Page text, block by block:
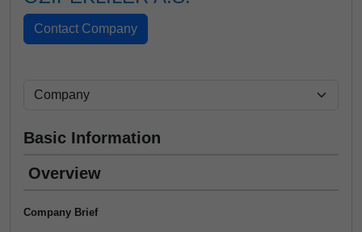
Basic Information
Overview
Company Brief